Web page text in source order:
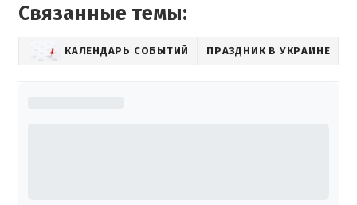
Связанные темы:
КАЛЕНДАРЬ СОБЫТИЙ ПРАЗДНИК В УКРАИНЕ